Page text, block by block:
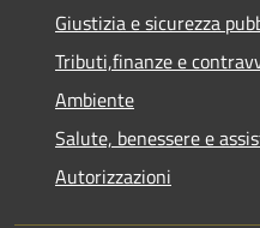
Giustizia e sicurezza
Tributi,finanze e
Ambiente
Salute, benessere e
Autorizzazioni